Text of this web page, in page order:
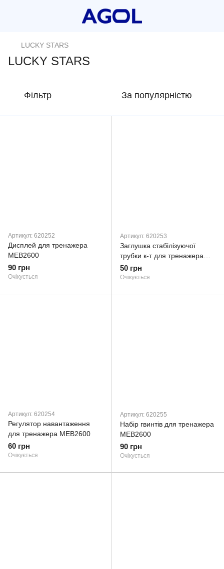
LUCKY STARS
LUCKY STARS
Фільтр За популярністю
Артикул: 620252
Дисплей для тренажера
MEB2600
90 грн
Очікується
Артикул: 620253
Заглушка стабілізуючої
трубки к-т для тренажера
MEB2600
50 грн
Очікується
Артикул: 620254
Регулятор навантаження
для тренажера MEB2600
60 грн
Очікується
Артикул: 620255
Набір гвинтів для тренажера
MEB2600
90 грн
Очікується